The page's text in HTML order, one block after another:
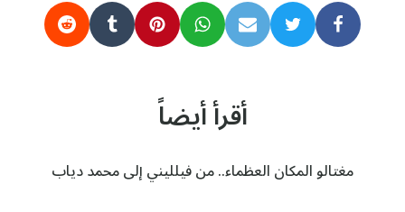
أقرأ أيضاً
مغتالو المكان العظماء.. من فيلليني إلى محمد دياب